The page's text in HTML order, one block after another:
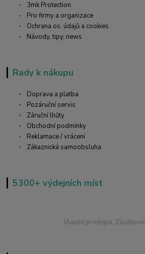
3mk Protection
Pro firmy a organizace
Ochrana os. údajů a cookies
Návody, tipy, news
Rady k nákupu
Doprava a platba
Pozáruční servis
Záruční lhůty
Obchodní podmínky
Reklamace / vrácení
Zákaznická samoobsluha
5300+ výdejních míst
Vlastní prodejna,